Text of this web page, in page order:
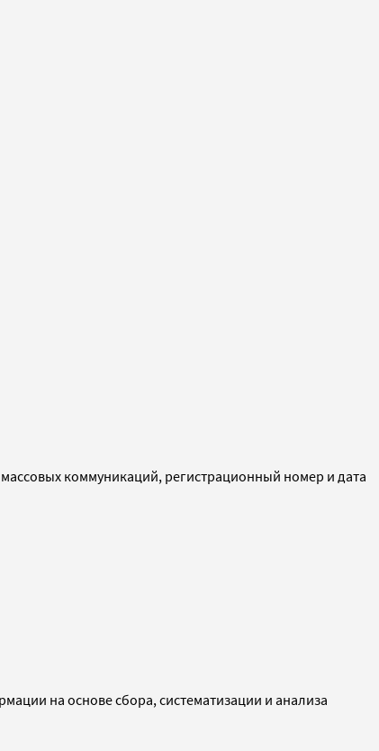
коммуникаций, регистрационный номер и дата
на основе сбора, систематизации и анализа